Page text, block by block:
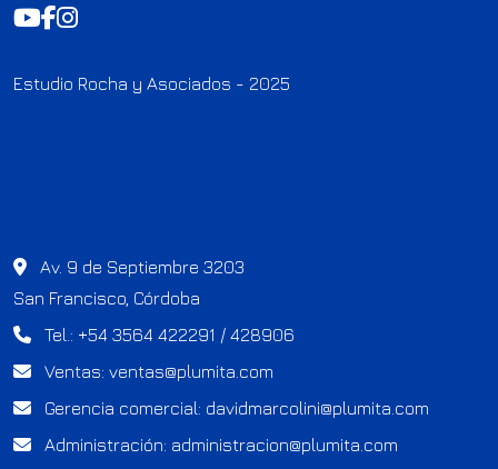
Estudio Rocha y Asociados - 2025
Av. 9 de Septiembre 3203
San Francisco, Córdoba
Tel.: +54 3564 422291 / 428906
Ventas: ventas@plumita.com
Gerencia comercial: davidmarcolini@plumita.com
Administración: administracion@plumita.com